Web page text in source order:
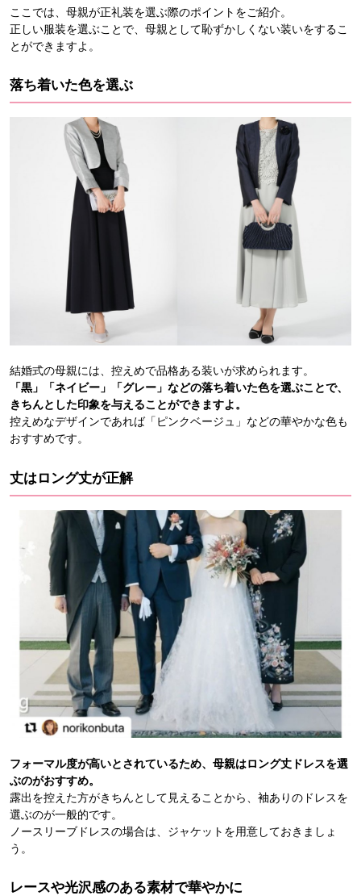
ここでは、母親が正礼装を選ぶ際のポイントをご紹介。
正しい服装を選ぶことで、母親として恥ずかしくない装いをするこ
とができますよ。
落ち着いた色を選ぶ
結婚式の母親には、控えめで品格ある装いが求められます。
「黒」「ネイビー」「グレー」などの落ち着いた色を選ぶことで、
きちんとした印象を与えることができますよ。
控えめなデザインであれば「ピンクベージュ」などの華やかな色も
おすすめです。
丈はロング丈が正解
フォーマル度が高いとされているため、母親はロング丈ドレスを選
ぶのがおすすめ。
露出を控えた方がきちんとして見えることから、袖ありのドレスを
選ぶのが一般的です。
ノースリーブドレスの場合は、ジャケットを用意しておきましょ
う。
レースや光沢感のある素材で華やかに